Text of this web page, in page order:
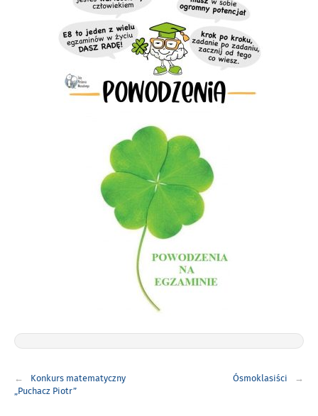
wpisuKonkurs matematyczny
„Puchacz Piotr”
Ósmoklasiści